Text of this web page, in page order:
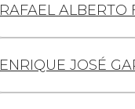
Información
RAFAEL ALBERTO
Información
ENRIQUE JOSÉ